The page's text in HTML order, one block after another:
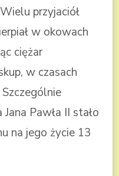
przyjaciół
w okowach
ciężar
w czasach
Pawła II stało
na jego życie 13